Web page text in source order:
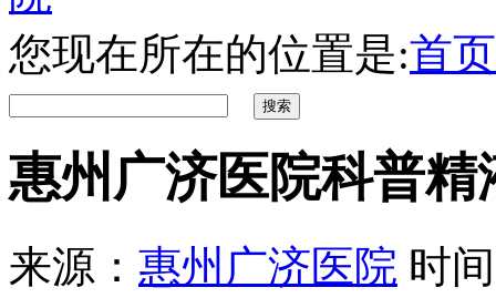
您现在所在的位置是:首页
惠州广济医院科普
来源： 惠州广济医院 时